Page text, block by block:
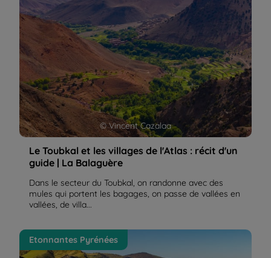
© Vincent Cazalaa
Le Toubkal et les villages de l'Atlas : récit d'un
guide | La Balaguère
Dans le secteur du Toubkal, on randonne avec des
mules qui portent les bagages, on passe de vallées en
vallées, de villa...
Le flysch de Zumaïa en Espagne | La Balaguère
Etonnantes Pyrénées